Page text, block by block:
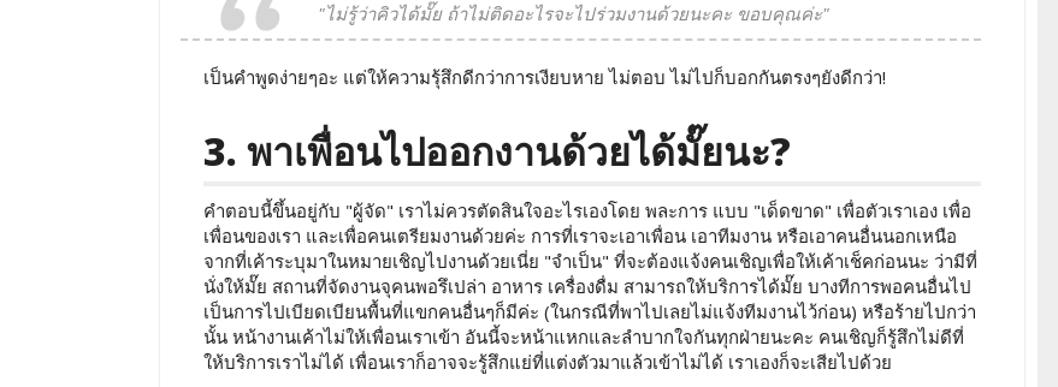
"ไม่รู้ว่าคิวได้มั๊ย ถ้าไม่ติดอะไรจะไปร่วมงานด้วยนะคะ ขอบคุณค่ะ"
เป็นคำพูดง่ายๆอะ แต่ให้ความรุ้สึกดีกว่าการเงียบหาย ไม่ตอบ ไม่ไปก็บอกกันตรงๆยังดีกว่า!
3. พาเพื่อนไปออกงานด้วยได้มั๊ยนะ?
คำตอบนี้ขึ้นอยู่กับ "ผู้จัด" เราไม่ควรตัดสินใจอะไรเองโดย พละการ แบบ "เด็ดขาด" เพื่อตัวเราเอง เพื่อ
เพื่อนของเรา และเพื่อคนเตรียมงานด้วยค่ะ การที่เราจะเอาเพื่อน เอาทีมงาน หรือเอาคนอื่นนอกเหนือ
จากที่เค้าระบุมาในหมายเชิญไปงานด้วยเนี่ย "จำเป็น" ที่จะต้องแจ้งคนเชิญเพื่อให้เค้าเช็คก่อนนะ ว่ามีที่
นั่งให้มั๊ย สถานที่จัดงานจุคนพอรึเปล่า อาหาร เครื่องดื่ม สามารถให้บริการได้มั๊ย บางทีการพอคนอื่นไป
เป็นการไปเบียดเบียนพื้นที่แขกคนอื่นๆก็มีค่ะ (ในกรณีที่พาไปเลยไม่แจ้งทีมงานไว้ก่อน) หรือร้ายไปกว่า
นั้น หน้างานเค้าไม่ให้เพื่อนเราเข้า อันนี้จะหน้าแหกและลำบากใจกันทุกฝ่ายนะคะ คนเชิญก็รู้สึกไม่ดีที่
ให้บริการเราไม่ได้ เพื่อนเราก็อาจจะรู้สึกแย่ที่แต่งตัวมาแล้วเข้าไม่ได้ เราเองก็จะเสียไปด้วย